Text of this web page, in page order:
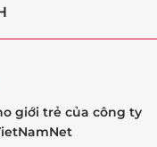
giới trẻ của công ty